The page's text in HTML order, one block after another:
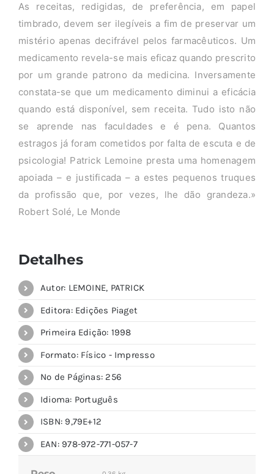
As receitas, redigidas, de preferência, em papel
timbrado, devem ser ilegíveis a fim de preservar um
mistério apenas decifrável pelos farmacêuticos. Um
medicamento revela-se mais eficaz quando prescrito
por um grande patrono da medicina. Inversamente
constata-se que um medicamento diminui a eficácia
quando está disponível, sem receita. Tudo isto não
se aprende nas faculdades e é pena. Quantos
estragos já foram cometidos por falta de escuta e de
psicologia! Patrick Lemoine presta uma homenagem
apoiada – e justificada – a estes pequenos truques
da profissão que, por vezes, lhe dão grandeza.»
Robert Solé, Le Monde
Detalhes
Autor: LEMOINE, PATRICK
Editora: Edições Piaget
Primeira Edição: 1998
Formato: Físico - Impresso
Nº de Páginas: 256
Idioma: Português
ISBN: 9,79E+12
EAN: 978-972-771-057-7